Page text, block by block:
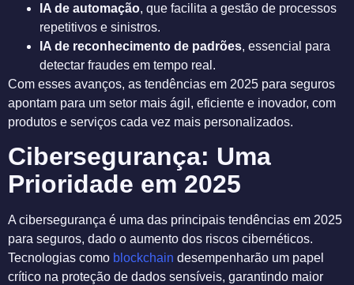
IA de automação, que facilita a gestão de processos
repetitivos e sinistros.
IA de reconhecimento de padrões, essencial para
detectar fraudes em tempo real.
Com esses avanços, as tendências em 2025 para seguros
apontam para um setor mais ágil, eficiente e inovador, com
produtos e serviços cada vez mais personalizados.
Cibersegurança: Uma
Prioridade em 2025
A cibersegurança é uma das principais tendências em 2025
para seguros, dado o aumento dos riscos cibernéticos.
Tecnologias como blockchain desempenharão um papel
crítico na proteção de dados sensíveis, garantindo maior